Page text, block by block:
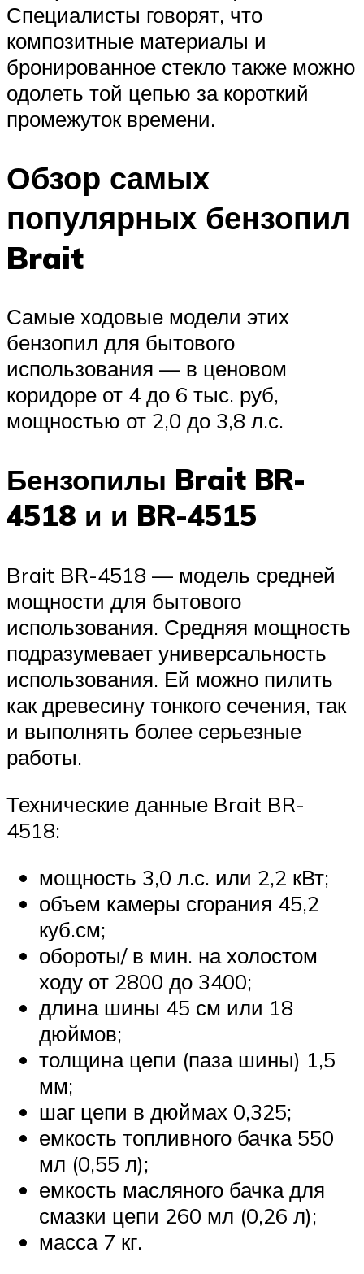
Специалисты говорят, что
композитные материалы и
бронированное стекло также можно
одолеть той цепью за короткий
промежуток времени.
Обзор самых
популярных бензопил
Brait
Самые ходовые модели этих
бензопил для бытового
использования — в ценовом
коридоре от 4 до 6 тыс. руб,
мощностью от 2,0 до 3,8 л.с.
Бензопилы Brait BR-
4518 и и BR-4515
Brait BR-4518 — модель средней
мощности для бытового
использования. Средняя мощность
подразумевает универсальность
использования. Ей можно пилить
как древесину тонкого сечения, так
и выполнять более серьезные
работы.
Технические данные Brait BR-
4518:
мощность 3,0 л.с. или 2,2 кВт;
объем камеры сгорания 45,2
куб.см;
обороты/ в мин. на холостом
ходу от 2800 до 3400;
длина шины 45 см или 18
дюймов;
толщина цепи (паза шины) 1,5
мм;
шаг цепи в дюймах 0,325;
емкость топливного бачка 550
мл (0,55 л);
емкость масляного бачка для
смазки цепи 260 мл (0,26 л);
масса 7 кг.